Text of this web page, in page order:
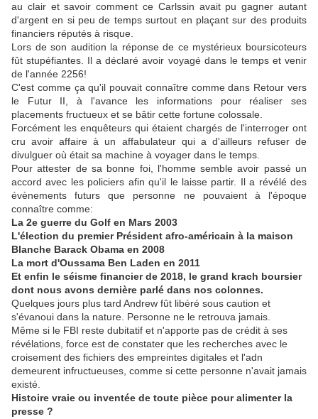
au clair et savoir comment ce Carlssin avait pu gagner autant
d'argent en si peu de temps surtout en plaçant sur des produits
financiers réputés à risque.
Lors de son audition la réponse de ce mystérieux boursicoteurs
fût stupéfiantes. Il a déclaré avoir voyagé dans le temps et venir
de l'année 2256!
C'est comme ça qu'il pouvait connaître comme dans Retour vers
le Futur II, à l'avance les informations pour réaliser ses
placements fructueux et se bâtir cette fortune colossale.
Forcément les enquêteurs qui étaient chargés de l'interroger ont
cru avoir affaire à un affabulateur qui a d'ailleurs refuser de
divulguer où était sa machine à voyager dans le temps.
Pour attester de sa bonne foi, l'homme semble avoir passé un
accord avec les policiers afin qu'il le laisse partir. Il a révélé des
évènements futurs que personne ne pouvaient à l'époque
connaître comme:
La 2e guerre du Golf en Mars 2003
L'élection du premier Président afro-américain à la maison
Blanche Barack Obama en 2008
La mort d'Oussama Ben Laden en 2011
Et enfin le séisme financier de 2018, le grand krach boursier
dont nous avons dernière parlé dans nos colonnes.
Quelques jours plus tard Andrew fût libéré sous caution et
s'évanoui dans la nature. Personne ne le retrouva jamais.
Même si le FBI reste dubitatif et n'apporte pas de crédit à ses
révélations, force est de constater que les recherches avec le
croisement des fichiers des empreintes digitales et l'adn
demeurent infructueuses, comme si cette personne n'avait jamais
existé.
Histoire vraie ou inventée de toute pièce pour alimenter la
presse ?